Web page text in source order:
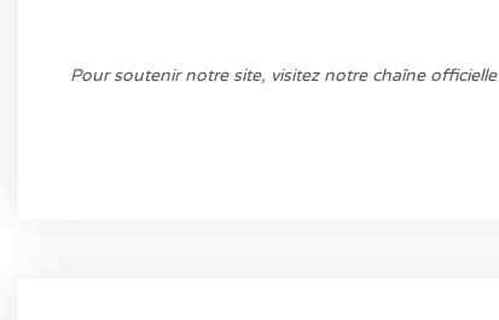
Pour soutenir notre site, visitez notre chaîne officielle